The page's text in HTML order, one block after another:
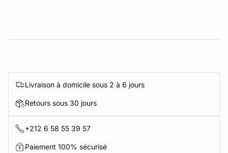
Livraison à domicile sous 2 à 6 jours
Retours sous 30 jours
+212 6 58 55 39 57
Paiement 100% sécurisé